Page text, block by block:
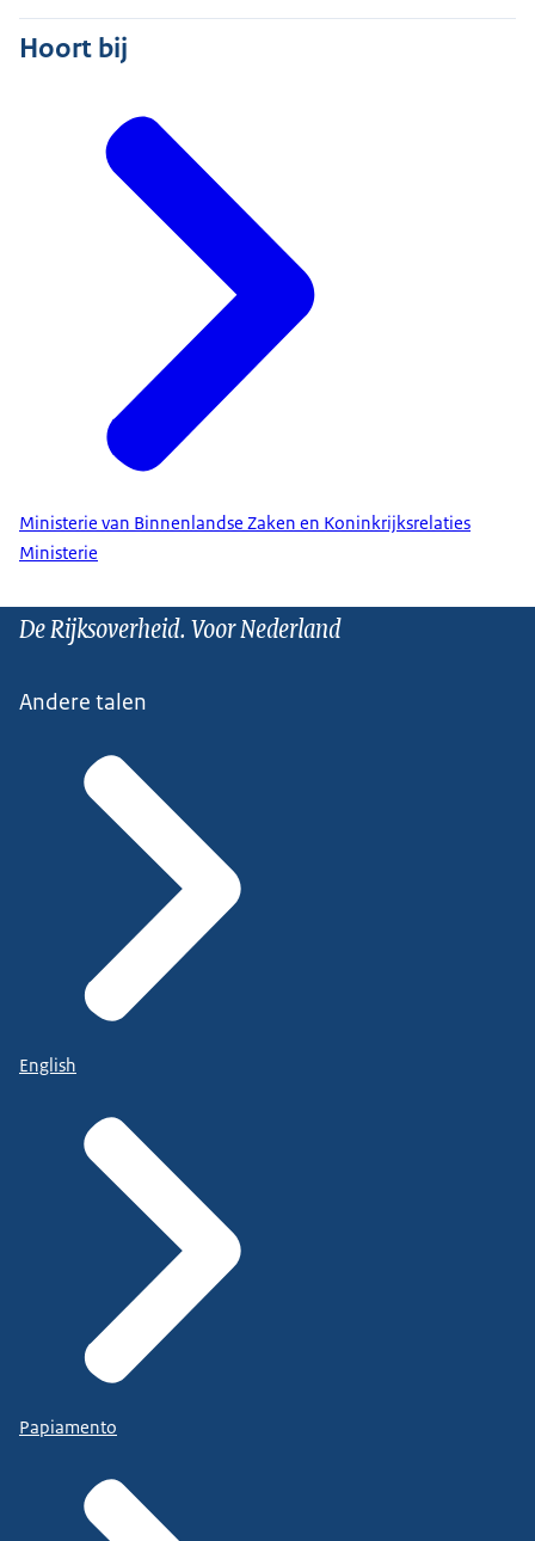
Hoort bij
Ministerie van Binnenlandse Zaken en Koninkrijksrelaties
Ministerie
De Rijksoverheid. Voor Nederland
Andere talen
English
Papiamento